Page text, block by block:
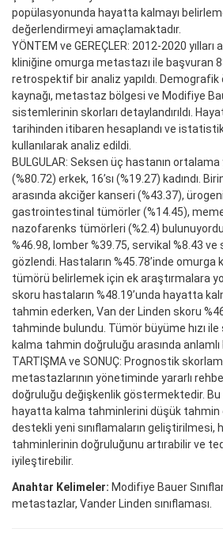
popülasyonunda hayatta kalmayı
değerlendirmeyi amaçlamaktadır.
YÖNTEM ve GEREÇLER: 2012-2020
kliniğine omurga metastazı ile başvuran
retrospektif bir analiz yapıldı.
kaynağı, metastaz bölgesi ve Modifiye
sistemlerinin skorları detaylandırıldı.
tarihinden itibaren hesaplandı ve
kullanılarak analiz edildi.
BULGULAR: Seksen üç hastanın ortalama
(%80.72) erkek, 16’sı (%19.27) kadındı.
arasında akciğer kanseri (%43.37),
gastrointestinal tümörler (%14.45),
nazofarenks tümörleri (%2.4)
%46.98, lomber %39.75, servikal %8.43 ve
gözlendi. Hastaların %45.78’inde omurga
tümörü belirlemek için ek araştırmalara
skoru hastaların %48.19’unda hayatta
tahmin ederken, Van der Linden skoru
tahminde bulundu. Tümör büyüme hızı ile
kalma tahmin doğruluğu arasında anlamlı
TARTIŞMA ve SONUÇ: Prognostik
metastazlarının yönetiminde yararlı
doğruluğu değişkenlik göstermektedir.
hayatta kalma tahminlerini düşük tahmin
destekli yeni sınıflamaların geliştirilmesi,
tahminlerinin doğruluğunu artırabilir ve
iyileştirebilir.
Anahtar Kelimeler: Modifiye Bauer
metastazlar, Vander Linden sınıflaması.